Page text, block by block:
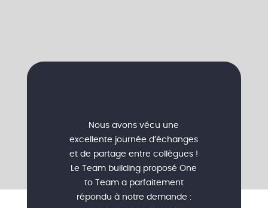
Nous avons vécu une
excellente journée d’échanges
et de partage entre collègues !
Le Team building proposé One
to Team a parfaitement
répondu à notre demande :